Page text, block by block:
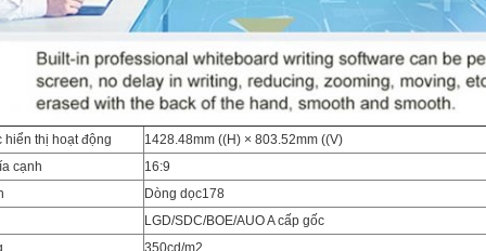
hiển thị hoạt động
1428.48mm ((H) × 803.52mm ((V)
cạnh
16:9
Dòng dọc178
LGD/SDC/BOE/AUO A cấp gốc
350cd/m2